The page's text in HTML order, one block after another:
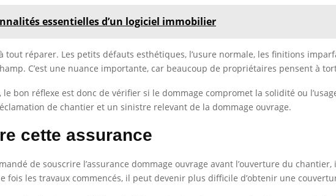
essentielles d’un logiciel immobilier
tout réparer. Les petits défauts esthétiques, l’usure normale, les finitions
C’est une nuance importante, car beaucoup de propriétaires pensent à
bon réflexe est donc de vérifier si le dommage compromet la solidité ou
de chantier et un sinistre relevant de la dommage ouvrage.
cette assurance
de souscrire l’assurance dommage ouvrage avant l’ouverture du
fois les travaux commencés, il peut devenir plus difficile d’obtenir une